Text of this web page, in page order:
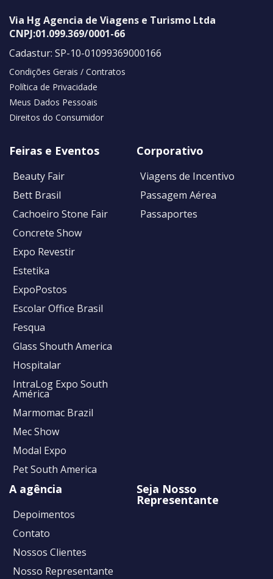
Via Hg Agencia de Viagens e Turismo Ltda
CNPJ:01.099.369/0001-66
Cadastur: SP-10-01099369000166
Condições Gerais / Contratos
Política de Privacidade
Meus Dados Pessoais
Direitos do Consumidor
Feiras e Eventos
Beauty Fair
Bett Brasil
Cachoeiro Stone Fair
Concrete Show
Expo Revestir
Estetika
ExpoPostos
Escolar Office Brasil
Fesqua
Glass Shouth America
Hospitalar
IntraLog Expo South
América
Marmomac Brazil
Mec Show
Modal Expo
Pet South America
Corporativo
Viagens de Incentivo
Passagem Aérea
Passaportes
A agência
Depoimentos
Contato
Nossos Clientes
Nosso Representante
Seja Nosso
Representante